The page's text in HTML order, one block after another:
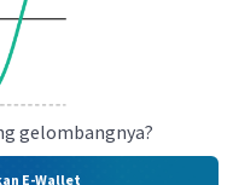
gelombangnya?
E-Wallet